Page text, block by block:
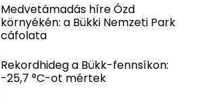
Medvetámadás híre Ózd
környékén: a Bükki Nemzeti Park
cáfolata
Rekordhideg a Bükk-fennsíkon:
-25,7 °C-ot mértek